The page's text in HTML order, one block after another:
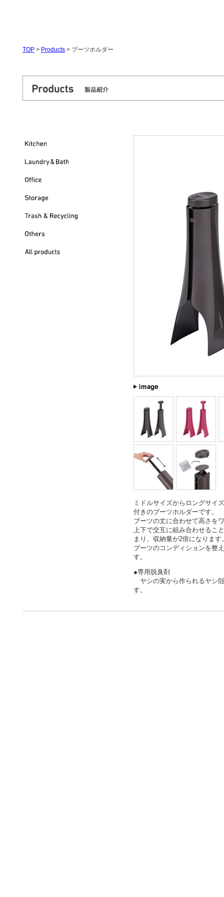
TOP > Products > ブーツホルダー
ミドルサイズからロングサイ
付きのブーツホルダーです。
ブーツの丈に合わせて高さを
上下で交互に組み合わせるこ
まり、収納量が2倍になります
ブーツのコンディションを整
す。
●専用脱臭剤
ヤシの実から作られるヤシ
す。